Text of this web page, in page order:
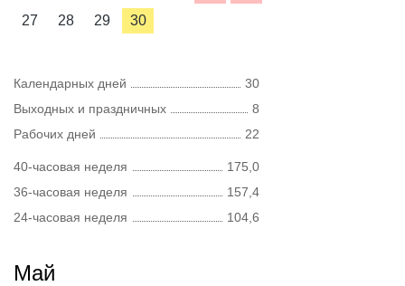
27
28 29 30
Календарных дней
30
Выходных и праздничных
8
Рабочих дней
22
40-часовая неделя
175,0
36-часовая неделя
157,4
24-часовая неделя
104,6
Май